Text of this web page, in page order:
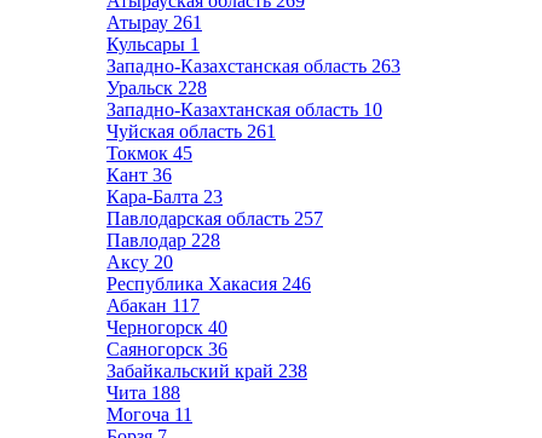
Атырау 261
Кульсары 1
Западно-Казахстанская область 263
Уральск 228
Западно-Казахтанская область 10
Чуйская область 261
Токмок 45
Кант 36
Кара-Балта 23
Павлодарская область 257
Павлодар 228
Аксу 20
Республика Хакасия 246
Абакан 117
Черногорск 40
Саяногорск 36
Забайкальский край 238
Чита 188
Могоча 11